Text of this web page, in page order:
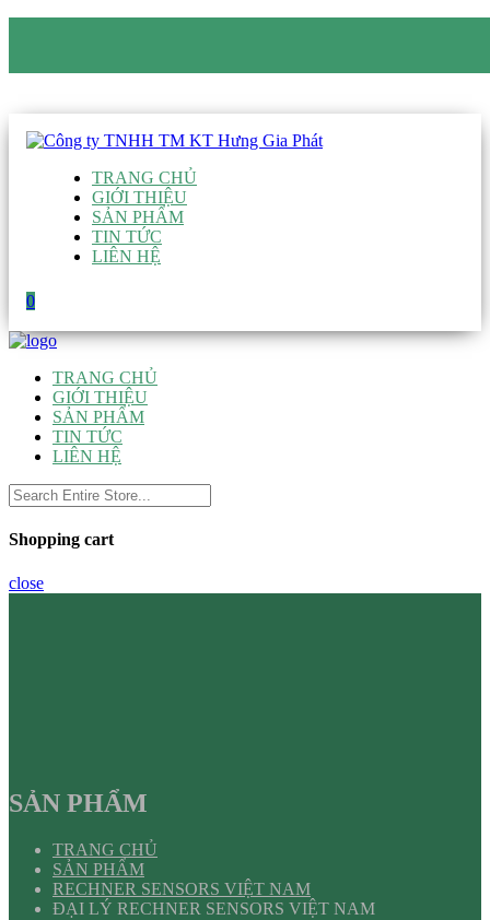
TRANG CHỦ
GIỚI THIỆU
SẢN PHẨM
TIN TỨC
LIÊN HỆ
0
TRANG CHỦ
GIỚI THIỆU
SẢN PHẨM
TIN TỨC
LIÊN HỆ
Shopping cart
close
SẢN PHẨM
TRANG CHỦ
SẢN PHẨM
RECHNER SENSORS VIỆT NAM
ĐẠI LÝ RECHNER SENSORS VIỆT NAM